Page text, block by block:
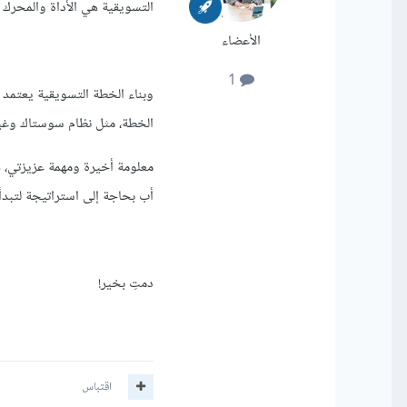
الأعضاء
التسويقية هي الأداة
وبناء الخطة التسويقية
الخطة، مثل نظام سوستاك
معلومة أخيرة ومهمة
أب بحاجة إلى استراتيجة
دمتِ بخير!
اقتباس